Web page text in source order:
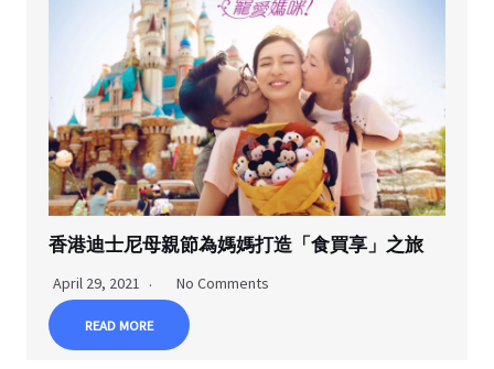
香港迪士尼母親節為媽媽打造「食買享」之旅
April 29, 2021 No Comments
READ MORE